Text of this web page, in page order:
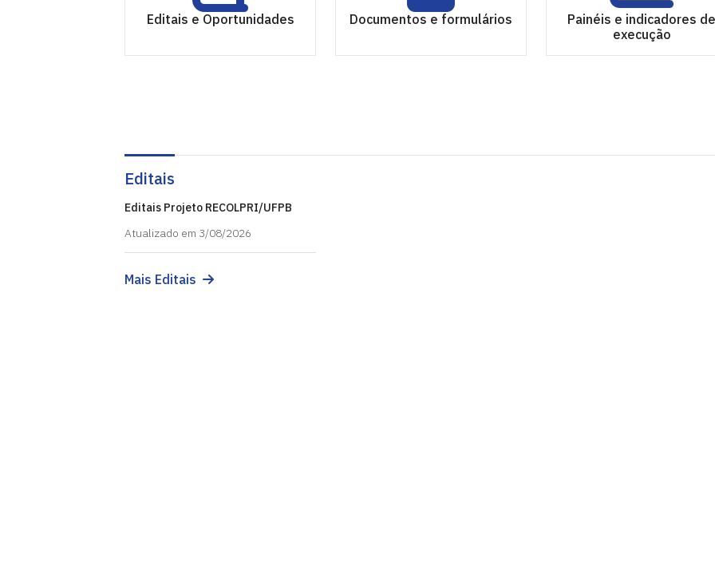
Editais e Oportunidades Documentos e formulários
Painéis e indicadores de
execução
Editais
Editais Projeto RECOLPRI/UFPB
Atualizado em 3/08/2026
Mais Editais